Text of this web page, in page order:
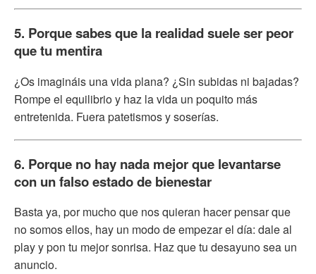
5. Porque sabes que la realidad suele ser peor
que tu mentira
¿Os imagináis una vida plana? ¿Sin subidas ni bajadas?
Rompe el equilibrio y haz la vida un poquito más
entretenida. Fuera patetismos y soserías.
6. Porque no hay nada mejor que levantarse
con un falso estado de bienestar
Basta ya, por mucho que nos quieran hacer pensar que
no somos ellos, hay un modo de empezar el día: dale al
play y pon tu mejor sonrisa. Haz que tu desayuno sea un
anuncio.